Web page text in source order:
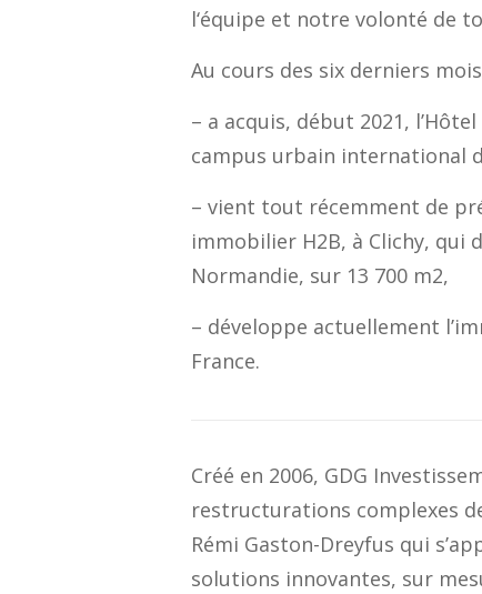
l‘équipe et notre volonté de
Au cours des six derniers
– a acquis, début 2021, l’Hôtel
campus urbain international
– vient tout récemment de
immobilier H2B, à Clichy, qui
Normandie, sur 13 700 m2,
– développe actuellement
France.
Créé en 2006, GDG
restructurations complexes
Rémi Gaston-Dreyfus qui
solutions innovantes, sur